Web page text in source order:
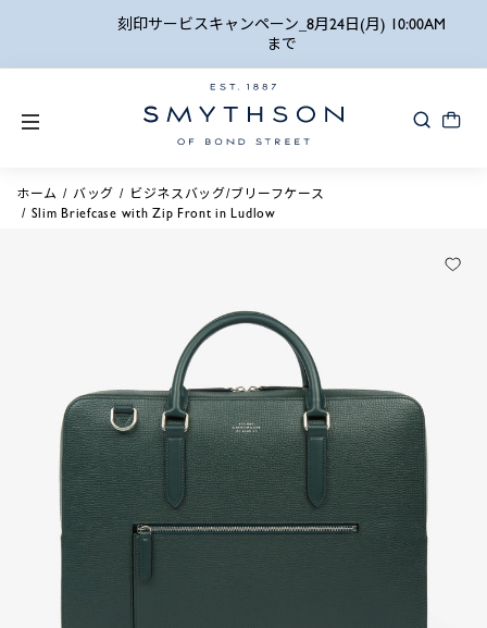
刻印サービスキャンペーン_8月24日(月) 10:00AM
ホーム バッグ
ビジネスバッグ/ブリーフケース
Slim Briefcase with Zip Front in Ludlow